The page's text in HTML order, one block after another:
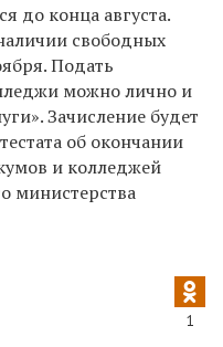
до конца августа.
свободных
Подать
можно лично и
Зачисление будет
об окончании
и колледжей
министерства
1